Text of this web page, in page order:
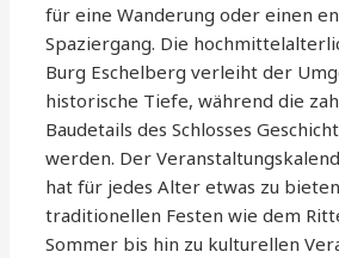
für eine Wanderung oder einen
Spaziergang. Die
Burg Eschelberg verleiht der
historische Tiefe, während die
Baudetails des Schlosses
werden. Der
hat für jedes Alter etwas zu
traditionellen Festen wie dem
Sommer bis hin zu kulturellen